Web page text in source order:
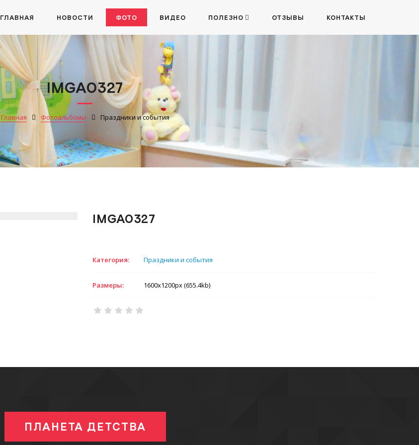
ГЛАВНАЯ НОВОСТИ ФОТО ВИДЕО ПОЛЕЗНО ОТЗЫВЫ КОНТАКТЫ
IMGA0327
Главная Фотоальбомы Праздники и события
IMGA0327
Категория: Праздники и события
Размеры: 1600x1200px (655.4kb)
ПЛАНЕТА ДЕТСТВА